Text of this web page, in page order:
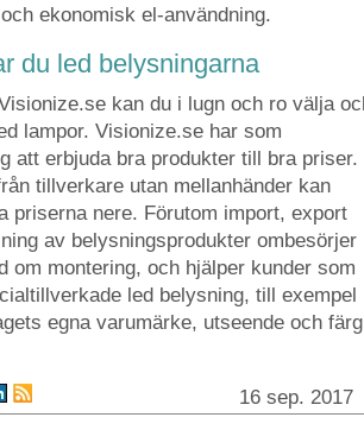
ekonomisk el-användning.
du led belysningarna
kan du i lugn och ro välja
lampor. Visionize.se har som
att erbjuda bra produkter till bra priser.
tillverkare utan mellanhänder kan
priserna nere. Förutom import, export
av belysningsprodukter ombesörjer
om montering, och hjälper kunder som
led belysning, till exempel
egna varumärke, utseende och
16 sep. 2017